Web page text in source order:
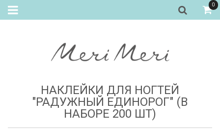
0
НАКЛЕЙКИ ДЛЯ НОГТЕЙ
"РАДУЖНЫЙ ЕДИНОРОГ" (В
НАБОРЕ 200 ШТ)